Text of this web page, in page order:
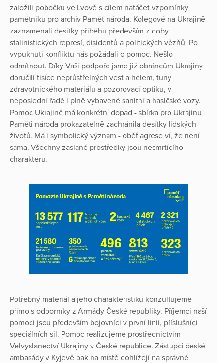
založili pobočku ve Lvově s cílem natáčet vzpomínky
pamětníků pro archiv Paměť národa. Kolegové na Ukrajině
zaznamenali desítky příběhů především z doby
stalinistických represí, disidentů a politických vězňů. Po
vypuknutí konfliktu nás požádali o pomoc. Nešlo
odmítnout. Díky Vaší podpoře jsme již obráncům Ukrajiny
doručili tisíce neprůstřelných vest a helem, tuny
zdravotnického materiálu a pozorovací optiku, v
neposlední řadě i plně vybavené sanitní a hasičské vozy.
Pomoc Ukrajině má konkrétní dopad - sbírka pro Ukrajinu
Paměti národa prokazatelně zachránila desítky lidských
životů. Má i symbolický význam - oběť agrese ví, že není
sama. Všechny zaslané prostředky jsou nesmrtícího
charakteru.
Potřebný materiál a jeho charakteristiku konzultujeme
přímo s odborníky z Armády České republiky. Příjemci naší
pomoci jsou především bojovníci v první linii, příslušníci
speciálních sil. Pomoc realizujeme prostřednictvím
Velvyslanectví Ukrajiny v České republice. Zástupci české
ambasády v Kyjevě pak na místě dohlížejí na správné